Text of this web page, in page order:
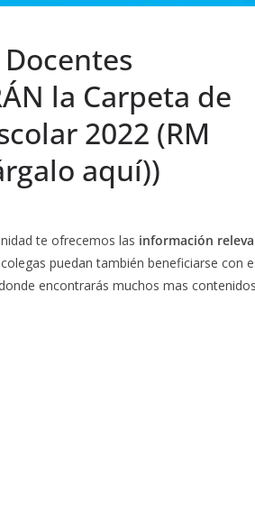
Docentes
la Carpeta de
2022 (RM
aquí))
te ofrecemos las información
puedan también beneficiarse con
encontrarás muchos mas